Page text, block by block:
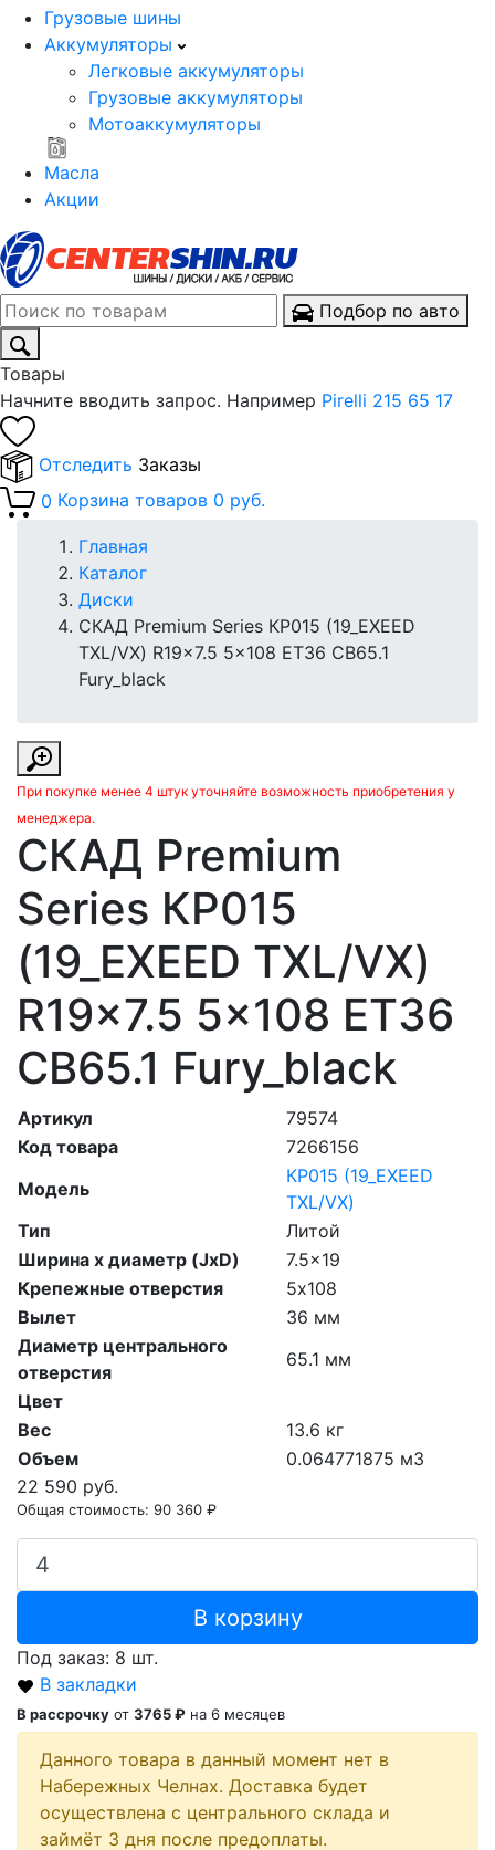
Грузовые шины
Аккумуляторы
Легковые аккумуляторы
Грузовые аккумуляторы
Мотоаккумуляторы
Масла
Акции
Подбор по авто
Товары
Начните вводить запрос. Например Pirelli 215 65 17
Отследить Заказы
0 Корзина товаров 0 руб.
Главная
Каталог
Диски
СКАД Premium Series КР015 (19_EXEED
TXL/VX) R19x7.5 5x108 ET36 CB65.1
Fury_black
При покупке менее 4 штук уточняйте возможность приобретения у
менеджера.
СКАД Premium
Series КР015
(19_EXEED TXL/VX)
R19x7.5 5x108 ET36
CB65.1 Fury_black
Артикул
79574
Код товара
7266156
Модель
КР015 (19_EXEED
TXL/VX)
Тип
Литой
Ширина х диаметр (JxD)
7.5x19
Крепежные отверстия
5х108
Вылет
36 мм
Диаметр центрального
отверстия
65.1 мм
Цвет
Вес
13.6 кг
Объем
0.064771875 м3
22 590 руб.
Общая стоимость: 90 360 ₽
В корзину
Под заказ: 8 шт.
В закладки
В рассрочку от 3765 ₽ на 6 месяцев
Данного товара в данный момент нет в
Набережных Челнах. Доставка будет
осуществлена с центрального склада и
займёт 3 дня после предоплаты.